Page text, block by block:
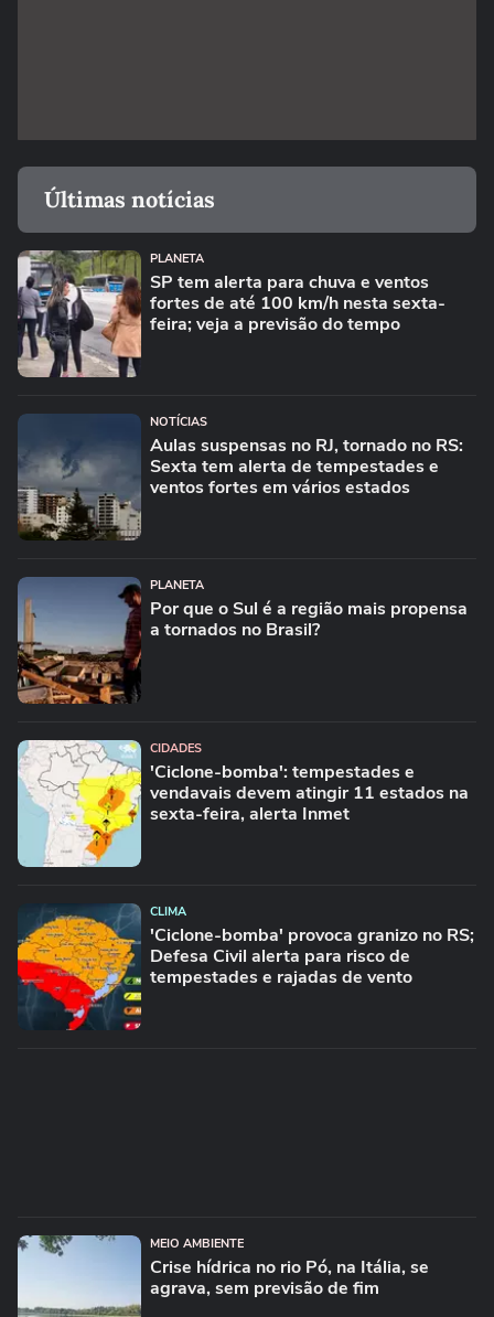
Últimas notícias
PLANETA
SP tem alerta para chuva e ventos
fortes de até 100 km/h nesta sexta-
feira; veja a previsão do tempo
NOTÍCIAS
Aulas suspensas no RJ, tornado no RS:
Sexta tem alerta de tempestades e
ventos fortes em vários estados
PLANETA
Por que o Sul é a região mais propensa
a tornados no Brasil?
CIDADES
'Ciclone-bomba': tempestades e
vendavais devem atingir 11 estados na
sexta-feira, alerta Inmet
CLIMA
'Ciclone-bomba' provoca granizo no RS;
Defesa Civil alerta para risco de
tempestades e rajadas de vento
MEIO AMBIENTE
Crise hídrica no rio Pó, na Itália, se
agrava, sem previsão de fim